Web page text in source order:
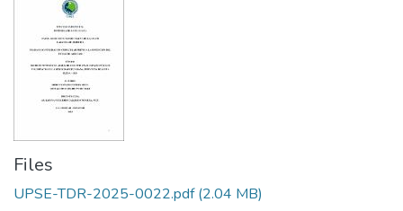
Files
UPSE-TDR-2025-0022.pdf(2.04 MB)